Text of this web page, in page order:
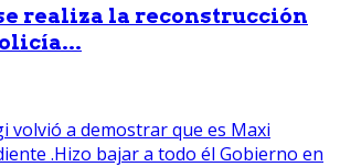
realiza la reconstrucción